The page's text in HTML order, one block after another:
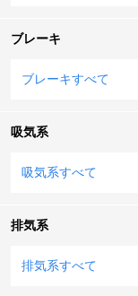
ブレーキ
ブレーキすべて
吸気系
吸気系すべて
排気系
排気系すべて